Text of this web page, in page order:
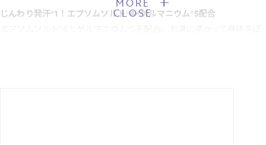
じんわり発汗*1！エプソムソルト*4×ゲルマニウム*5配合
MORE
CLOSE